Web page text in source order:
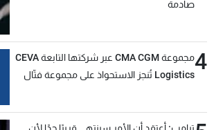
صادمة
4
مجموعة CMA CGM عبر شركتها التابعة CEVA
Logistics تُنجز الاستحواذ على مجموعة فتّال